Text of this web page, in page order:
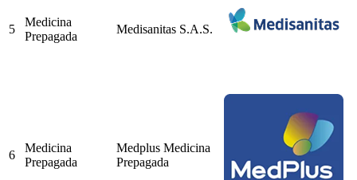
5
Medicina
Prepagada
Medisanitas S.A.S.
6
Medicina
Prepagada
Medplus Medicina
Prepagada